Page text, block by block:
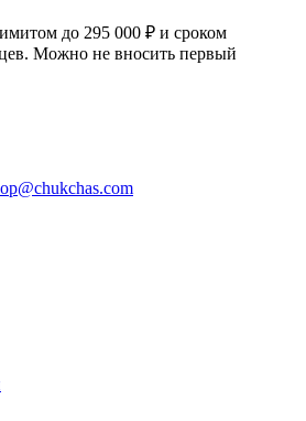
до 295 000 ₽ и сроком
Можно не вносить первый